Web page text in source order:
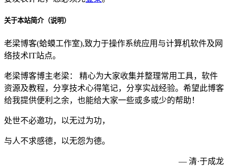
关于本站简介（说明）
老梁博客(蛤蟆工作室),致力于操作系统应用与计算机软件及网
络技术IT站点。
老梁博客博主老梁： 精心为大家收集并整理常用工具，软件
资源及教程，分享技术心得笔记，分享实战经验。希望此博客
给我提供便利之余，也能给大家一些或多或少的帮助！
处世不必邀功，以无过为功，
与人不求感德，以无怨为德。
— 清·于成龙